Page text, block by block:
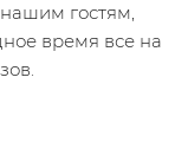
гостям,
время все на